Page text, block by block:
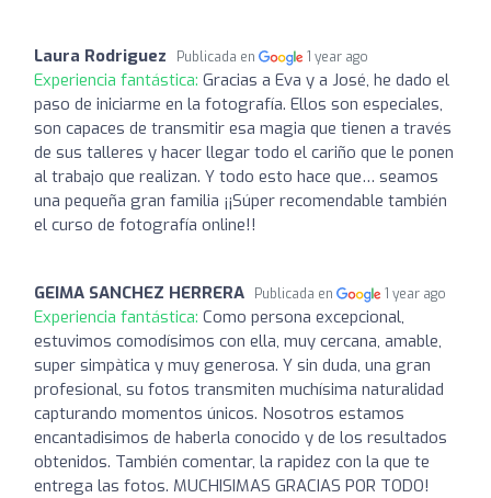
Laura Rodriguez Publicada en 1 year ago
Experiencia fantástica: Gracias a Eva y a José, he dado el
paso de iniciarme en la fotografía. Ellos son especiales,
son capaces de transmitir esa magia que tienen a través
de sus talleres y hacer llegar todo el cariño que le ponen
al trabajo que realizan. Y todo esto hace que… seamos
una pequeña gran familia ¡¡Súper recomendable también
el curso de fotografía online!!
GEIMA SANCHEZ HERRERA Publicada en 1 year ago
Experiencia fantástica: Como persona excepcional,
estuvimos comodísimos con ella, muy cercana, amable,
super simpàtica y muy generosa. Y sin duda, una gran
profesional, su fotos transmiten muchísima naturalidad
capturando momentos únicos. Nosotros estamos
encantadisimos de haberla conocido y de los resultados
obtenidos. También comentar, la rapidez con la que te
entrega las fotos. MUCHISIMAS GRACIAS POR TODO!